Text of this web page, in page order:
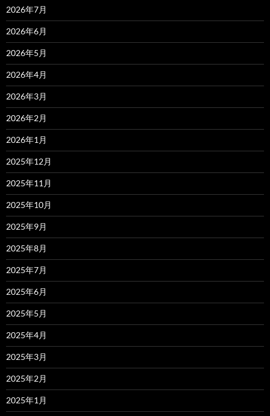
2026年7月
2026年6月
2026年5月
2026年4月
2026年3月
2026年2月
2026年1月
2025年12月
2025年11月
2025年10月
2025年9月
2025年8月
2025年7月
2025年6月
2025年5月
2025年4月
2025年3月
2025年2月
2025年1月